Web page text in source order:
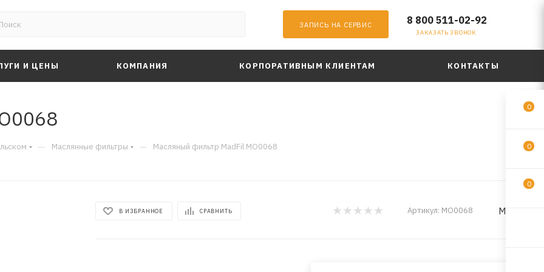
ЗАПИСЬ НА СЕРВИС 8 800 511-02-92
ЗАКАЗАТЬ ЗВОНОК
И ЦЕНЫ КОМПАНИЯ КОРПОРАТИВНЫМ КЛИЕНТАМ КОНТАКТЫ
— Маслянные фильтры — Масляный фильтр MadFil MO0068
В ИЗБРАННОЕ СРАВНИТЬ Артикул: MO0068 MadFil
0
0
0